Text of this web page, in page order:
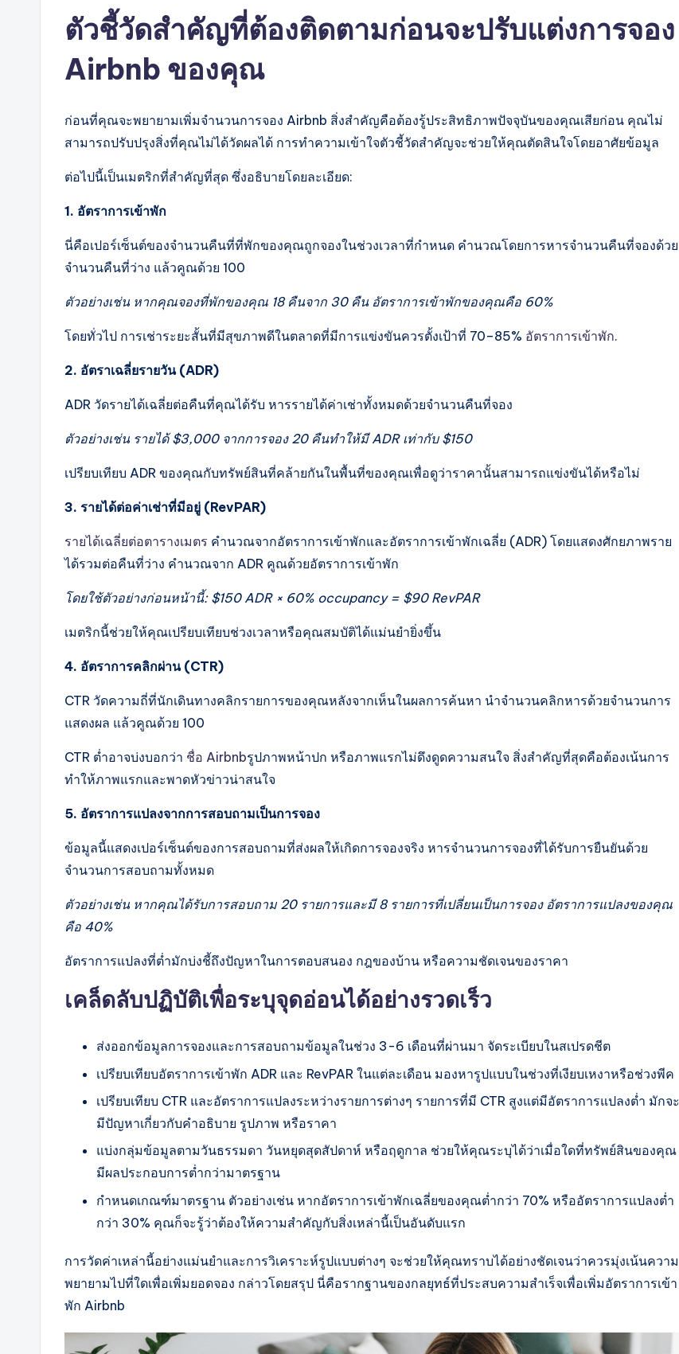
ตัวชี้วัดสำคัญที่ต้องติดตามก่อนจะปรับแต่งการจอง
Airbnb ของคุณ
ก่อนที่คุณจะพยายามเพิ่มจำนวนการจอง Airbnb สิ่งสำคัญคือต้องรู้ประสิทธิภาพปัจจุบันของคุณเสียก่อน คุณไม่
สามารถปรับปรุงสิ่งที่คุณไม่ได้วัดผลได้ การทำความเข้าใจตัวชี้วัดสำคัญจะช่วยให้คุณตัดสินใจโดยอาศัยข้อมูล
ต่อไปนี้เป็นเมตริกที่สำคัญที่สุด ซึ่งอธิบายโดยละเอียด:
1. อัตราการเข้าพัก
นี่คือเปอร์เซ็นต์ของจำนวนคืนที่ที่พักของคุณถูกจองในช่วงเวลาที่กำหนด คำนวณโดยการหารจำนวนคืนที่จองด้วย
จำนวนคืนที่ว่าง แล้วคูณด้วย 100
ตัวอย่างเช่น หากคุณจองที่พักของคุณ 18 คืนจาก 30 คืน อัตราการเข้าพักของคุณคือ 60%
โดยทั่วไป การเช่าระยะสั้นที่มีสุขภาพดีในตลาดที่มีการแข่งขันควรตั้งเป้าที่ 70–85% อัตราการเข้าพัก.
2. อัตราเฉลี่ยรายวัน (ADR)
ADR วัดรายได้เฉลี่ยต่อคืนที่คุณได้รับ หารรายได้ค่าเช่าทั้งหมดด้วยจำนวนคืนที่จอง
ตัวอย่างเช่น รายได้ $3,000 จากการจอง 20 คืนทำให้มี ADR เท่ากับ $150
เปรียบเทียบ ADR ของคุณกับทรัพย์สินที่คล้ายกันในพื้นที่ของคุณเพื่อดูว่าราคานั้นสามารถแข่งขันได้หรือไม่
3. รายได้ต่อค่าเช่าที่มีอยู่ (RevPAR)
รายได้เฉลี่ยต่อตารางเมตร คำนวณจากอัตราการเข้าพักและอัตราการเข้าพักเฉลี่ย (ADR) โดยแสดงศักยภาพราย
ได้รวมต่อคืนที่ว่าง คำนวณจาก ADR คูณด้วยอัตราการเข้าพัก
โดยใช้ตัวอย่างก่อนหน้านี้: $150 ADR × 60% occupancy = $90 RevPAR
เมตริกนี้ช่วยให้คุณเปรียบเทียบช่วงเวลาหรือคุณสมบัติได้แม่นยำยิ่งขึ้น
4. อัตราการคลิกผ่าน (CTR)
CTR วัดความถี่ที่นักเดินทางคลิกรายการของคุณหลังจากเห็นในผลการค้นหา นำจำนวนคลิกหารด้วยจำนวนการ
แสดงผล แล้วคูณด้วย 100
CTR ต่ำอาจบ่งบอกว่า ชื่อ Airbnbรูปภาพหน้าปก หรือภาพแรกไม่ดึงดูดความสนใจ สิ่งสำคัญที่สุดคือต้องเน้นการ
ทำให้ภาพแรกและพาดหัวข่าวน่าสนใจ
5. อัตราการแปลงจากการสอบถามเป็นการจอง
ข้อมูลนี้แสดงเปอร์เซ็นต์ของการสอบถามที่ส่งผลให้เกิดการจองจริง หารจำนวนการจองที่ได้รับการยืนยันด้วย
จำนวนการสอบถามทั้งหมด
ตัวอย่างเช่น หากคุณได้รับการสอบถาม 20 รายการและมี 8 รายการที่เปลี่ยนเป็นการจอง อัตราการแปลงของคุณ
คือ 40%
อัตราการแปลงที่ต่ำมักบ่งชี้ถึงปัญหาในการตอบสนอง กฎของบ้าน หรือความชัดเจนของราคา
เคล็ดลับปฏิบัติเพื่อระบุจุดอ่อนได้อย่างรวดเร็ว
ส่งออกข้อมูลการจองและการสอบถามข้อมูลในช่วง 3-6 เดือนที่ผ่านมา จัดระเบียบในสเปรดชีต
เปรียบเทียบอัตราการเข้าพัก ADR และ RevPAR ในแต่ละเดือน มองหารูปแบบในช่วงที่เงียบเหงาหรือช่วงพีค
เปรียบเทียบ CTR และอัตราการแปลงระหว่างรายการต่างๆ รายการที่มี CTR สูงแต่มีอัตราการแปลงต่ำ มักจะ
มีปัญหาเกี่ยวกับคำอธิบาย รูปภาพ หรือราคา
แบ่งกลุ่มข้อมูลตามวันธรรมดา วันหยุดสุดสัปดาห์ หรือฤดูกาล ช่วยให้คุณระบุได้ว่าเมื่อใดที่ทรัพย์สินของคุณ
มีผลประกอบการต่ำกว่ามาตรฐาน
กำหนดเกณฑ์มาตรฐาน ตัวอย่างเช่น หากอัตราการเข้าพักเฉลี่ยของคุณต่ำกว่า 70% หรืออัตราการแปลงต่ำ
กว่า 30% คุณก็จะรู้ว่าต้องให้ความสำคัญกับสิ่งเหล่านี้เป็นอันดับแรก
การวัดค่าเหล่านี้อย่างแม่นยำและการวิเคราะห์รูปแบบต่างๆ จะช่วยให้คุณทราบได้อย่างชัดเจนว่าควรมุ่งเน้นความ
พยายามไปที่ใดเพื่อเพิ่มยอดจอง กล่าวโดยสรุป นี่คือรากฐานของกลยุทธ์ที่ประสบความสำเร็จเพื่อเพิ่มอัตราการเข้า
พัก Airbnb